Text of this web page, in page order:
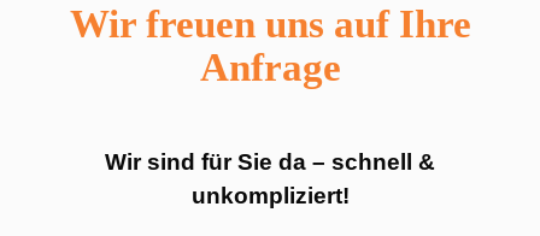
Wir freuen uns auf Ihre
Anfrage
Wir sind für Sie da – schnell &
unkompliziert!